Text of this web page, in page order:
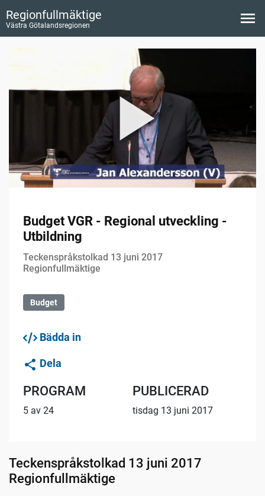
Regionfullmäktige
Västra Götalandsregionen
Budget VGR - Regional utveckling -
Utbildning
Teckenspråkstolkad 13 juni 2017
Regionfullmäktige
Budget
Bädda in
Dela
PROGRAM
5 av 24
PUBLICERAD
tisdag 13 juni 2017
Teckenspråkstolkad 13 juni 2017
Regionfullmäktige